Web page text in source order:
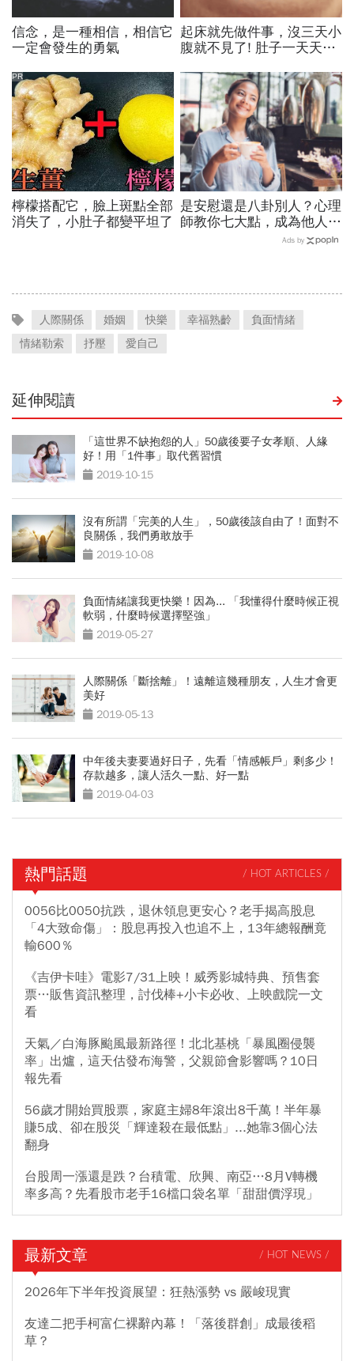
信念，是一種相信，相信它
一定會發生的勇氣
起床就先做件事，沒三天小
腹就不見了! 肚子一天天變
檸檬搭配它，臉上斑點全部
消失了，小肚子都變平坦了
PR
是安慰還是八卦別人？心理
師教你七大點，成為他人溫
暖的擁抱，記得「受傷的人
Ads by
人際關係 婚姻 快樂 幸福熟齡
負面情緒
情緒勒索
抒壓 愛自己
延伸閱讀
「這世界不缺抱怨的人」50歲後要子女孝順、人緣
好！用「1件事」取代舊習慣
2019-10-15
沒有所謂「完美的人生」，50歲後該自由了！面對不
良關係，我們勇敢放手
2019-10-08
負面情緒讓我更快樂！因為... 「我懂得什麼時候正視
軟弱，什麼時候選擇堅強」
2019-05-27
人際關係「斷捨離」！遠離這幾種朋友，人生才會更
美好
2019-05-13
中年後夫妻要過好日子，先看「情感帳戶」剩多少！
存款越多，讓人活久一點、好一點
2019-04-03
熱門話題 / HOT ARTICLES /
0056比0050抗跌，退休領息更安心？老手揭高股息
「4大致命傷」：股息再投入也追不上，13年總報酬竟
輸600％
《吉伊卡哇》電影7/31上映！威秀影城特典、預售套
票…販售資訊整理，討伐棒+小卡必收、上映戲院一文
看
天氣／白海豚颱風最新路徑！北北基桃「暴風圈侵襲
率」出爐，這天估發布海警，父親節會影響嗎？10日
報先看
56歲才開始買股票，家庭主婦8年滾出8千萬！半年暴
賺5成、卻在股災「輝達殺在最低點」...她靠3個心法
翻身
台股周一漲還是跌？台積電、欣興、南亞…8月V轉機
率多高？先看股市老手16檔口袋名單「甜甜價浮現」
最新文章 / HOT NEWS /
2026年下半年投資展望：狂熱漲勢 vs 嚴峻現實
友達二把手柯富仁裸辭內幕！「落後群創」成最後稻
草？